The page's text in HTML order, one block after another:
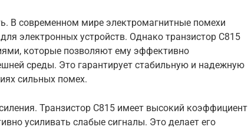
В современном мире электромагнитные помехи
электронных устройств. Однако транзистор C815
которые позволяют ему эффективно
среды. Это гарантирует стабильную и надежную
сильных помех.
Транзистор C815 имеет высокий коэффициент
усиливать слабые сигналы. Это делает его